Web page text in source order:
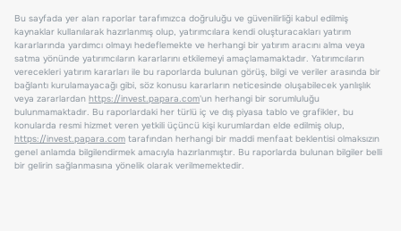
Bu sayfada yer alan raporlar tarafımızca doğruluğu ve güvenilirliği kabul edilmiş
kaynaklar kullanılarak hazırlanmış olup, yatırımcılara kendi oluşturacakları yatırım
kararlarında yardımcı olmayı hedeflemekte ve herhangi bir yatırım aracını alma veya
satma yönünde yatırımcıların kararlarını etkilemeyi amaçlamamaktadır. Yatırımcıların
verecekleri yatırım kararları ile bu raporlarda bulunan görüş, bilgi ve veriler arasında bir
bağlantı kurulamayacağı gibi, söz konusu kararların neticesinde oluşabilecek yanlışlık
veya zararlardan https://invest.papara.com'un herhangi bir sorumluluğu
bulunmamaktadır. Bu raporlardaki her türlü iç ve dış piyasa tablo ve grafikler, bu
konularda resmi hizmet veren yetkili üçüncü kişi kurumlardan elde edilmiş olup,
https://invest.papara.com tarafından herhangi bir maddi menfaat beklentisi olmaksızın
genel anlamda bilgilendirmek amacıyla hazırlanmıştır. Bu raporlarda bulunan bilgiler belli
bir gelirin sağlanmasına yönelik olarak verilmemektedir.